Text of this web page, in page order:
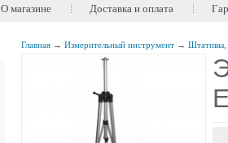
О магазине Доставка и оплата
Главная → Измерительный инструмент → Штативы,